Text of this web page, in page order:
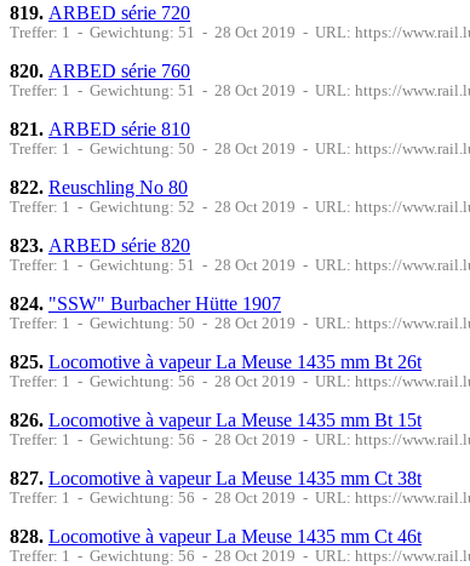
819. ARBED série 720
Treffer: 1 - Gewichtung: 51 - 28 Oct 2019 - URL: https://
820. ARBED série 760
Treffer: 1 - Gewichtung: 51 - 28 Oct 2019 - URL: https://
821. ARBED série 810
Treffer: 1 - Gewichtung: 50 - 28 Oct 2019 - URL: https://
822. Reuschling No 80
Treffer: 1 - Gewichtung: 52 - 28 Oct 2019 - URL: https://
823. ARBED série 820
Treffer: 1 - Gewichtung: 51 - 28 Oct 2019 - URL: https://
824. "SSW" Burbacher Hütte 1907
Treffer: 1 - Gewichtung: 50 - 28 Oct 2019 - URL: https://
825. Locomotive à vapeur La Meuse 1435 mm Bt 26t
Treffer: 1 - Gewichtung: 56 - 28 Oct 2019 - URL: https://
826. Locomotive à vapeur La Meuse 1435 mm Bt 15t
Treffer: 1 - Gewichtung: 56 - 28 Oct 2019 - URL: https://
827. Locomotive à vapeur La Meuse 1435 mm Ct 38t
Treffer: 1 - Gewichtung: 56 - 28 Oct 2019 - URL: https://
828. Locomotive à vapeur La Meuse 1435 mm Ct 46t
Treffer: 1 - Gewichtung: 56 - 28 Oct 2019 - URL: https://